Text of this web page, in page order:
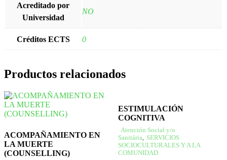
Acreditado por
Universidad
NO
Créditos ECTS 0
Productos relacionados
ACOMPAÑAMIENTO EN
LA MUERTE
(COUNSELLING)
ESTIMULACIÓN
COGNITIVA
Atención Social y/o
Sanitária
SERVICIOS
SOCIOCULTURALES Y A LA
COMUNIDAD